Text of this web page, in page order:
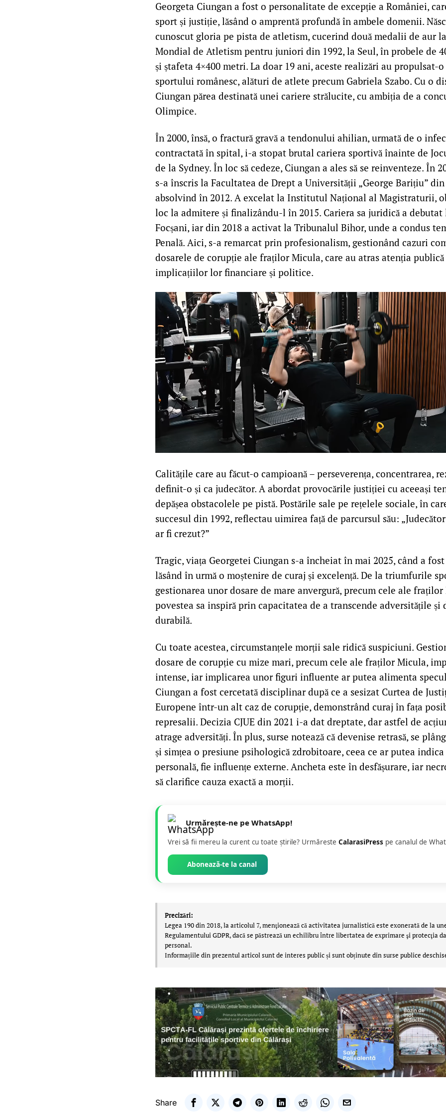
Georgeta Ciungan a fost o personalitate de excepție a României,
sport și justiție, lăsând o amprentă profundă în ambele domenii.
cunoscut gloria pe pista de atletism, cucerind două medalii de aur
Mondial de Atletism pentru juniori din 1992, la Seul, în probele de
și ștafeta 4×400 metri. La doar 19 ani, aceste realizări au propulsat-
sportului românesc, alături de atlete precum Gabriela Szabo. Cu o
Ciungan părea destinată unei cariere strălucite, cu ambiția de a
Olimpice.
În 2000, însă, o fractură gravă a tendonului ahilian, urmată de o
contractată în spital, i-a stopat brutal cariera sportivă înainte de
de la Sydney. În loc să cedeze, Ciungan a ales să se reinventeze. În
s-a înscris la Facultatea de Drept a Universității „George Barițiu” din
absolvind în 2012. A excelat la Institutul Național al Magistraturii,
loc la admitere și finalizându-l în 2015. Cariera sa juridică a debutat
Focșani, iar din 2018 a activat la Tribunalul Bihor, unde a condus
Penală. Aici, s-a remarcat prin profesionalism, gestionând cazuri
dosarele de corupție ale fraților Micula, care au atras atenția
implicațiilor lor financiare și politice.
Calitățile care au făcut-o campioană – perseverența, concentrarea,
definit-o și ca judecător. A abordat provocările justiției cu aceeași
depășea obstacolele pe pistă. Postările sale pe rețelele sociale, în
succesul din 1992, reflectau uimirea față de parcursul său:
ar fi crezut?”
Tragic, viața Georgetei Ciungan s-a încheiat în mai 2025, când a fost
lăsând în urmă o moștenire de curaj și excelență. De la triumfurile
gestionarea unor dosare de mare anvergură, precum cele ale
povestea sa inspiră prin capacitatea de a transcende adversitățile și
durabilă.
Cu toate acestea, circumstanțele morții sale ridică suspiciuni.
dosare de corupție cu mize mari, precum cele ale fraților Micula,
intense, iar implicarea unor figuri influente ar putea alimenta
Ciungan a fost cercetată disciplinar după ce a sesizat Curtea de
Europene într-un alt caz de corupție, demonstrând curaj în fața
represalii. Decizia CJUE din 2021 i-a dat dreptate, dar astfel de
atrage adversități. În plus, surse notează că devenise retrasă, se
și simțea o presiune psihologică zdrobitoare, ceea ce ar putea
personală, fie influențe externe. Ancheta este în desfășurare, iar
să clarifice cauza exactă a morții.
Urmărește-ne pe WhatsApp!
Vrei să fii mereu la curent cu toate știrile? Urmăreste CalarasiPress pe canalul de
Abonează-te la canal
Precizări:
Legea 190 din 2018, la articolul 7, menţionează că activitatea jurnalistică este exonerată de la
Regulamentului GDPR, dacă se păstrează un echilibru între libertatea de exprimare şi protecţia
personal.
Informațiile din prezentul articol sunt de interes public și sunt obținute din surse publice
Share